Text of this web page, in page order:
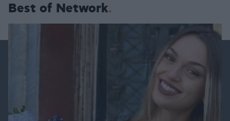
Best of Network